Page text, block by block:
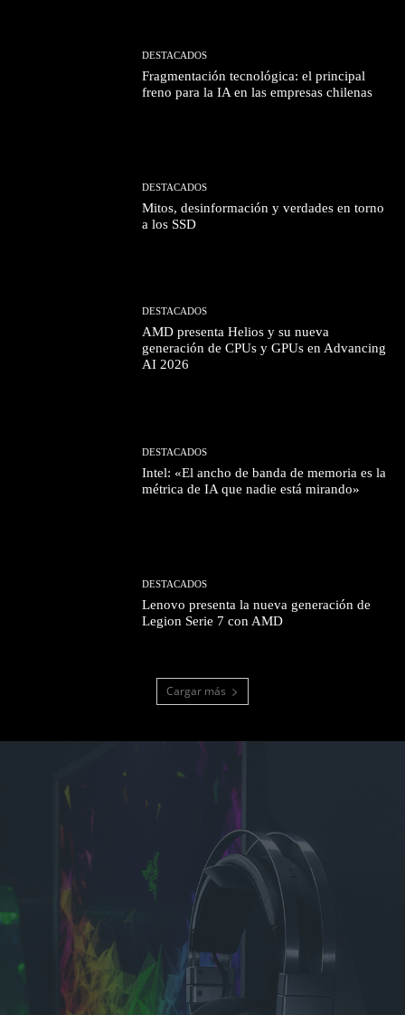
DESTACADOS
Fragmentación tecnológica: el principal
freno para la IA en las empresas chilenas
DESTACADOS
Mitos, desinformación y verdades en torno
a los SSD
DESTACADOS
AMD presenta Helios y su nueva
generación de CPUs y GPUs en Advancing
AI 2026
DESTACADOS
Intel: «El ancho de banda de memoria es la
métrica de IA que nadie está mirando»
DESTACADOS
Lenovo presenta la nueva generación de
Legion Serie 7 con AMD
Cargar más